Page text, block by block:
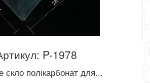
P-1978
скло полікарбонат для...